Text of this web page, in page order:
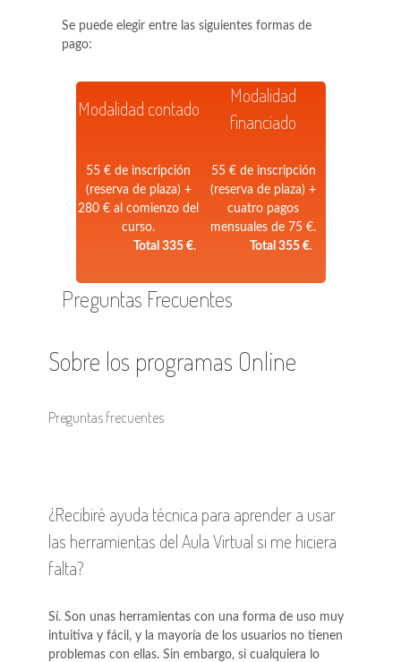
Se puede elegir entre las siguientes formas de
pago:
Modalidad contado
Modalidad
financiado
55 € de inscripción
(reserva de plaza) +
280 € al comienzo del
curso.
Total 335 €.
55 € de inscripción
(reserva de plaza) +
cuatro pagos
mensuales de 75 €.
Total 355 €.
Preguntas Frecuentes
Sobre los programas Online
Preguntas frecuentes
¿Recibiré ayuda técnica para aprender a usar
las herramientas del Aula Virtual si me hiciera
falta?
Sí. Son unas herramientas con una forma de uso muy
intuitiva y fácil, y la mayoría de los usuarios no tienen
problemas con ellas. Sin embargo, si cualquiera lo